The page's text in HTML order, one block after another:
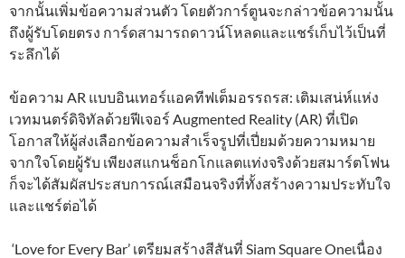
จากนั้นเพิ่มข้อความส่วนตัว โดยตัวการ์ตูนจะกล่าวข้อความนั้น
ถึงผู้รับโดยตรง การ์ดสามารถดาวน์โหลดและแชร์เก็บไว้เป็นที่
ระลึกได้
ข้อความ AR แบบอินเทอร์แอคทีฟเต็มอรรถรส: เติมเสน่ห์แห่ง
เวทมนตร์ดิจิทัลด้วยฟีเจอร์ Augmented Reality (AR) ที่เปิด
โอกาสให้ผู้ส่งเลือกข้อความสำเร็จรูปที่เปี่ยมด้วยความหมาย
จากใจโดยผู้รับ เพียงสแกนช็อกโกแลตแท่งจริงด้วยสมาร์ตโฟน
ก็จะได้สัมผัสประสบการณ์เสมือนจริงที่ทั้งสร้างความประทับใจ
และแชร์ต่อได้
‘Love for Every Bar’ เตรียมสร้างสีสันที่ Siam Square Oneเนื่อง